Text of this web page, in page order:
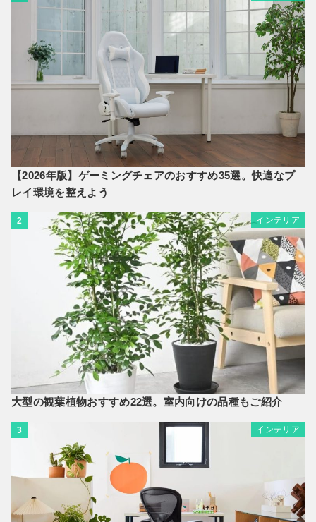
【2026年版】ゲーミングチェアのおすすめ35選。快適なプ
レイ環境を整えよう
2 インテリア
大型の観葉植物おすすめ22選。室内向けの品種もご紹介
3 インテリア